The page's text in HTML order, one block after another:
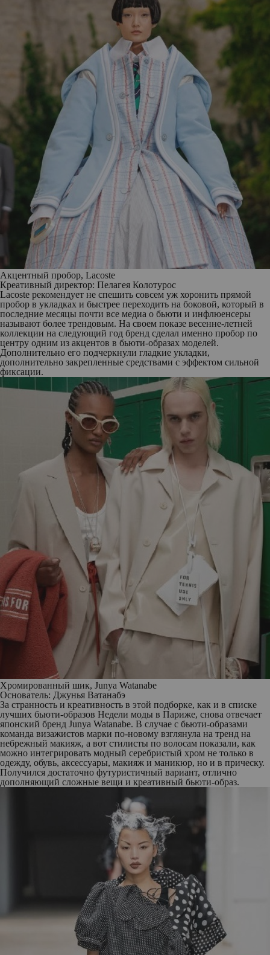
Акцентный пробор, Lacoste
Креативный директор: Пелагея Колотурос
Lacoste рекомендует не спешить совсем уж хоронить прямой
пробор в укладках и быстрее переходить на боковой, который в
последние месяцы почти все медиа о бьюти и инфлюенсеры
называют более трендовым. На своем показе весенне-летней
коллекции на следующий год бренд сделал именно пробор по
центру одним из акцентов в бьюти-образах моделей.
Дополнительно его подчеркнули гладкие укладки,
дополнительно закрепленные средствами с эффектом сильной
фиксации.
Хромированный шик, Junya Watanabe
Основатель: Джунья Ватанабэ
За странность и креативность в этой подборке, как и в списке
лучших бьюти-образов Недели моды в Париже, снова отвечает
японский бренд Junya Watanabe. В случае с бьюти-образами
команда визажистов марки по-новому взглянула на тренд на
небрежный макияж, а вот стилисты по волосам показали, как
можно интегрировать модный серебристый хром не только в
одежду, обувь, аксессуары, макияж и маникюр, но и в прическу.
Получился достаточно футуристичный вариант, отлично
дополняющий сложные вещи и креативный бьюти-образ.